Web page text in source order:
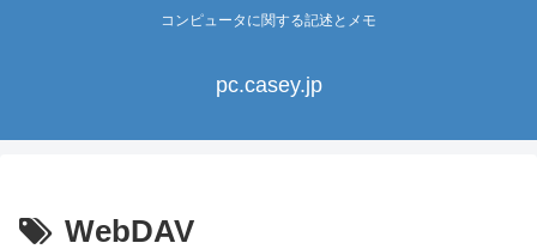
コンピュータに関する記述とメモ
pc.casey.jp
WebDAV